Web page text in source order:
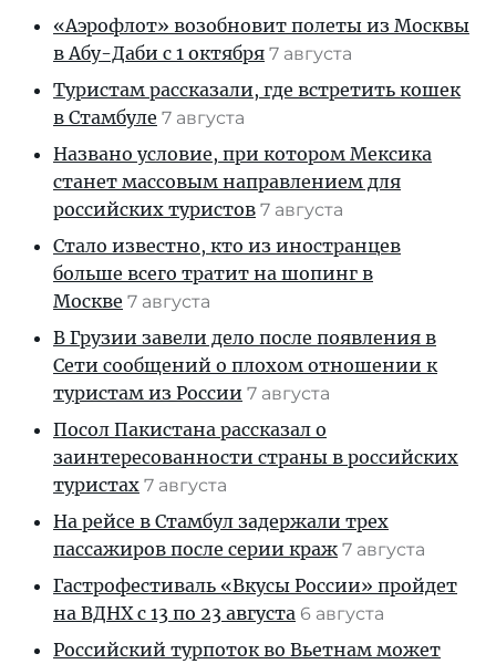
«Аэрофлот» возобновит полеты из Москвы
в Абу-Даби с 1 октября 7 августа
Туристам рассказали, где встретить кошек
в Стамбуле 7 августа
Названо условие, при котором Мексика
станет массовым направлением для
российских туристов 7 августа
Стало известно, кто из иностранцев
больше всего тратит на шопинг в
Москве 7 августа
В Грузии завели дело после появления в
Сети сообщений о плохом отношении к
туристам из России 7 августа
Посол Пакистана рассказал о
заинтересованности страны в российских
туристах 7 августа
На рейсе в Стамбул задержали трех
пассажиров после серии краж 7 августа
Гастрофестиваль «Вкусы России» пройдет
на ВДНХ с 13 по 23 августа 6 августа
Российский турпоток во Вьетнам может